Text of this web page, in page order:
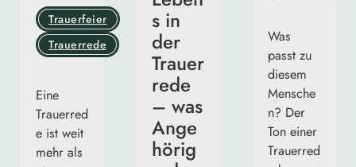
Trauerfeier
Trauerrede
Eine
Trauerred
e ist weit
mehr als
s in
der
Trauer
rede
– was
Ange
hörig
Was
passt zu
diesem
Mensche
n? Der
Ton einer
Trauerred